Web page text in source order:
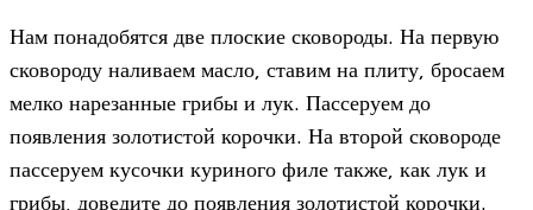
Нам понадобятся две плоские сковороды. На первую
сковороду наливаем масло, ставим на плиту, бросаем
мелко нарезанные грибы и лук. Пассеруем до
появления золотистой корочки. На второй сковороде
пассеруем кусочки куриного филе также, как лук и
грибы, доведите до появления золотистой корочки.